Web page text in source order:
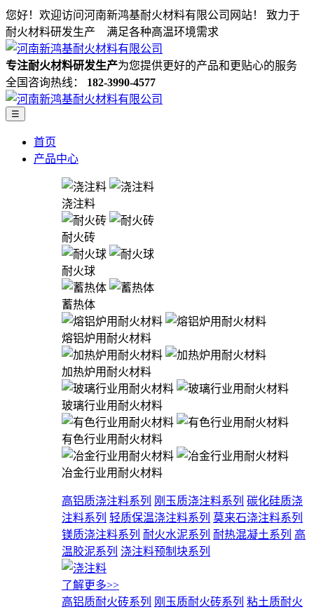
您好！欢迎访问河南新鸿基耐火材料有限公司网站！
致力于
耐火材料研发生产 满足各种高温环境需求
专注耐火材料研发生产为您提供更好的产品和更贴心的服务
全国咨询热线：
182-3990-4577
☰
首页
产品中心
浇注料
耐火砖
耐火球
蓄热体
熔铝炉用耐火材料
加热炉用耐火材料
玻璃行业用耐火材料
有色行业用耐火材料
冶金行业用耐火材料
高铝质浇注料系列 刚玉质浇注料系列 碳化硅质浇
注料系列 轻质保温浇注料系列 莫来石浇注料系列
镁质浇注料系列 耐火水泥系列 耐热混凝土系列 高
温胶泥系列 浇注料预制块系列
了解更多>>
高铝质耐火砖系列 刚玉质耐火砖系列 粘土质耐火